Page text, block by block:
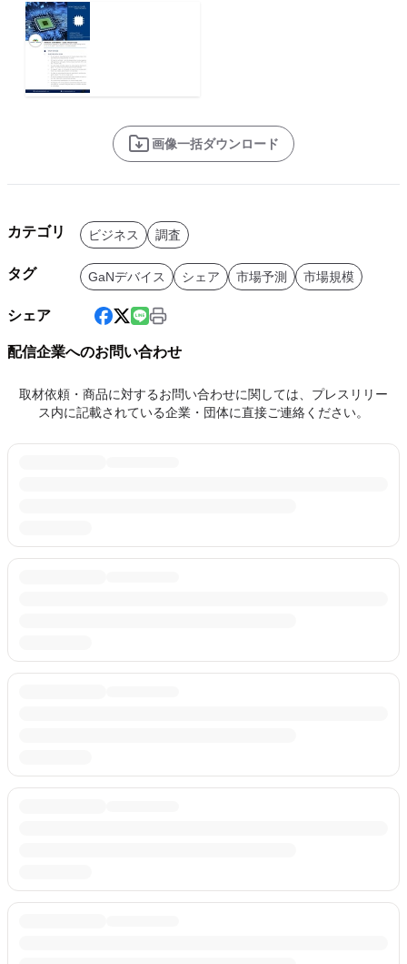
画像一括ダウンロード
カテゴリ ビジネス 調査
タグ GaNデバイス シェア 市場予測 市場規模
シェア
配信企業へのお問い合わせ
取材依頼・商品に対するお問い合わせに関しては、プレスリリー
ス内に記載されている企業・団体に直接ご連絡ください。